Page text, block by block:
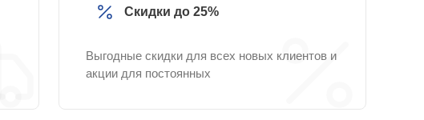
Скидки до 25%
Выгодные скидки для всех новых клиентов и
акции для постоянных